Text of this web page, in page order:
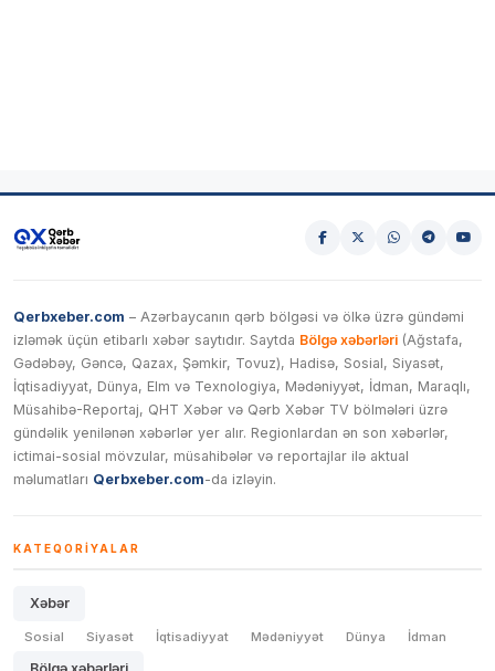
Qerbxeber.com – Azərbaycanın qərb bölgəsi və ölkə üzrə gündəmi
izləmək üçün etibarlı xəbər saytıdır. Saytda Bölgə xəbərləri (Ağstafa,
Gədəbəy, Gəncə, Qazax, Şəmkir, Tovuz), Hadisə, Sosial, Siyasət,
İqtisadiyyat, Dünya, Elm və Texnologiya, Mədəniyyət, İdman, Maraqlı,
Müsahibə-Reportaj, QHT Xəbər və Qərb Xəbər TV bölmələri üzrə
gündəlik yenilənən xəbərlər yer alır. Regionlardan ən son xəbərlər,
ictimai-sosial mövzular, müsahibələr və reportajlar ilə aktual
məlumatları Qerbxeber.com-da izləyin.
KATEQORIYALAR
Xəbər
Sosial Siyasət İqtisadiyyat Mədəniyyət Dünya İdman